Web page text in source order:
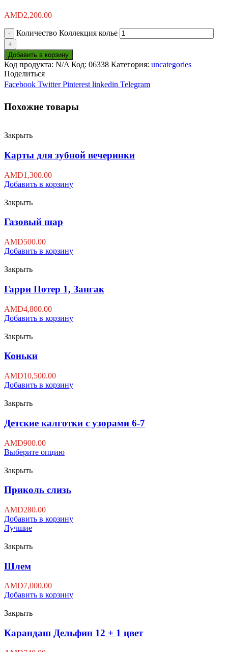
AMD2,200.00
Количество Коллекция колье
Добавить в корзину
Код продукта: N/A Код: 06338 Категория: uncategories
Поделиться
Facebook Twitter Pinterest linkedin Telegram
Похожие товары
Закрыть
Карты для зубной вечеринки
AMD1,300.00
Добавить в корзину
Закрыть
Газовый шар
AMD500.00
Добавить в корзину
Закрыть
Гарри Потер 1, Зангак
AMD4,800.00
Добавить в корзину
Закрыть
Коньки
AMD10,500.00
Добавить в корзину
Закрыть
Детские калготки с узорами 6-7
AMD900.00
Выберите опцию
Закрыть
Приколь слизь
AMD280.00
Добавить в корзину
Лучшие
Закрыть
Шлем
AMD7,000.00
Добавить в корзину
Закрыть
Карандаш Дельфин 12 + 1 цвет